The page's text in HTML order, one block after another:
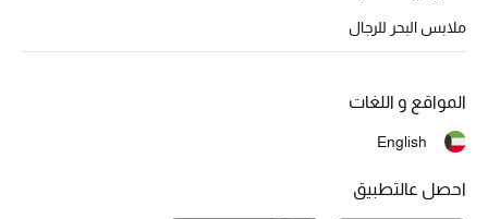
جميع الإكسسورات النسائية
موضة نسائية
ملابس البحر للرجال
المواقع و اللغات
English
احصل عالتطبيق